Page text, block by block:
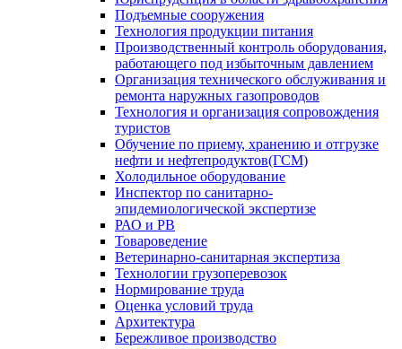
Подъемные сооружения
Технология продукции питания
Производственный контроль оборудования,
работающего под избыточным давлением
Организация технического обслуживания и
ремонта наружных газопроводов
Технология и организация сопровождения
туристов
Обучение по приему, хранению и отгрузке
нефти и нефтепродуктов(ГСМ)
Холодильное оборудование
Инспектор по санитарно-
эпидемиологической экспертизе
РАО и РВ
Товароведение
Ветеринарно-санитарная экспертиза
Технологии грузоперевозок
Нормирование труда
Оценка условий труда
Архитектура
Бережливое производство